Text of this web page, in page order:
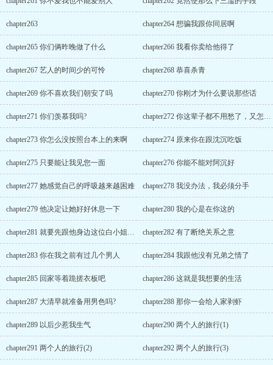
chapter263 chapter264 想骗我跟你同居啊
chapter265 你们俩昨晚做了什么 chapter266 我看你卖给他得了
chapter267 艺人的时间少的可怜 chapter268 恭喜杀青
chapter269 你不喜欢我们朝安了吗 chapter270 你刚才为什么要说那些话
chapter271 你们羡慕我吗? chapter272 你这辈子都不用愁了，又怎么会理解我
chapter273 你怎么没按照台本上的来啊 chapter274 原来你在跟沈沉吃饭
chapter275 只要能让我见您一面 chapter276 你能不能对阿沉好
chapter277 她感觉自己的呼吸越来越困难 chapter278 我没办法，我必须分手
chapter279 他决定让她好好休息一下 chapter280 我的心是在你这的
chapter281 就要先跟他身边这位白小姐套近乎 chapter282 有了断绝关系之意
chapter283 你在我之前有过几个男人 chapter284 我跟他没有兄弟之情了
chapter285 回家等着跪搓衣板吧 chapter286 这就是我想要的生活
chapter287 大清早就准备用男色吗? chapter288 那你一会给人家剥虾
chapter289 以后少惹我生气 chapter290 两个人的旅行(1)
chapter291 两个人的旅行(2) chapter292 两个人的旅行(3)